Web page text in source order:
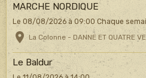
MARCHE NORDIQUE
Le 08/08/2026 à 09:00 Chaque
La Colonne - DANNE ET QUATRE
Le Baldur